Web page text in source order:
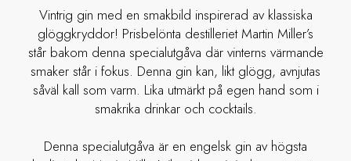
Vintrig gin med en smakbild inspirerad av klassiska
glöggkryddor! Prisbelönta destilleriet Martin Miller’s
står bakom denna specialutgåva där vinterns värmande
smaker står i fokus. Denna gin kan, likt glögg, avnjutas
såväl kall som varm. Lika utmärkt på egen hand som i
smakrika drinkar och cocktails.
Denna specialutgåva är en engelsk gin av högsta